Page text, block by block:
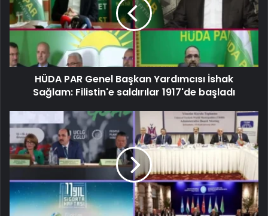
HÜDA PAR Genel Başkan Yardımcısı İshak
Sağlam: Filistin'e saldırılar 1917'de başladı